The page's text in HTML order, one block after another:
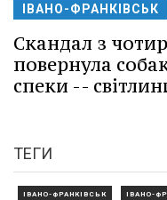
ІВАНО-ФРАНКІВСЬК
Скандал з
повернула
спеки --
ТЕГИ
ІВАНО-ФРАНКІВСЬК ІВАНО-